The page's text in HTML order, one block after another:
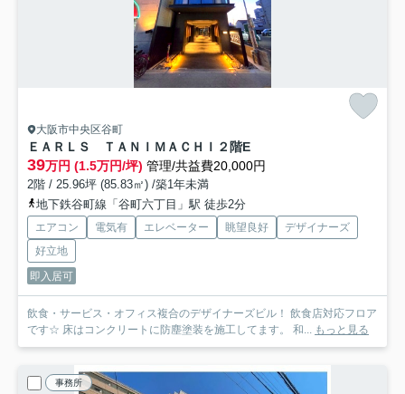
大阪市中央区谷町
ＥＡＲＬＳ ＴＡＮＩＭＡＣＨＩ ２階E
39万円 (1.5万円/坪) 管理/共益費20,000円
2階 / 25.96坪 (85.83㎡) /築1年未満
地下鉄谷町線「谷町六丁目」駅 徒歩2分
エアコン 電気有 エレベーター 眺望良好
デザイナーズ
好立地
即入居可
飲食・サービス・オフィス複合のデザイナーズビル！ 飲食店対応フロア
です☆ 床はコンクリートに防塵塗装を施工してます。 和...
もっと見る
事務所